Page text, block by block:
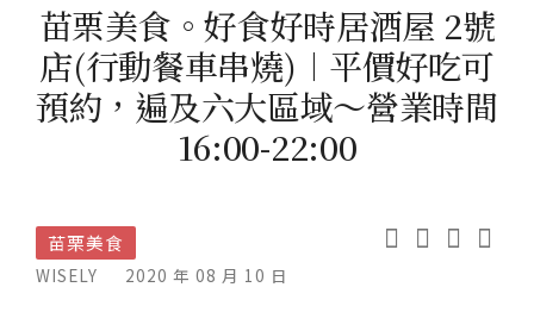
苗栗美食。好食好時居酒屋 2號
店(行動餐車串燒)︱平價好吃可
預約，遍及六大區域～營業時間
16:00-22:00
苗栗美食
WISELY 2020 年 08 月 10 日